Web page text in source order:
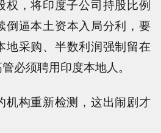
权，将印度子公司持股比例
倒逼本土资本入局分利，要
地采购、半数利润强制留在
必须聘用印度本地人。
机构重新检测，这出闹剧才